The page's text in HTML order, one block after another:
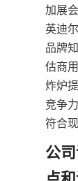
加展
英迪
品牌
估商
炸炉
竞争
符合
公